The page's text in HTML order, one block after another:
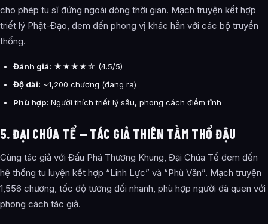
cho phép tu sĩ đứng ngoài dòng thời gian. Mạch truyện kết hợp
triết lý Phật-Đạo, đem đến phong vị khác hẳn với các bộ truyền
thống.
Đánh giá: ★★★★☆ (4.5/5)
Độ dài: ~1,200 chương (đang ra)
Phù hợp: Người thích triết lý sâu, phong cách điềm tĩnh
5. ĐẠI CHÚA TỂ — TÁC GIẢ THIÊN TẰM THỔ ĐẬU
Cùng tác giả với Đấu Phá Thương Khung, Đại Chúa Tể đem đến
hệ thống tu luyện kết hợp “Linh Lực” và “Phù Văn”. Mạch truyện
1,556 chương, tốc độ tương đối nhanh, phù hợp người đã quen với
phong cách tác giả.